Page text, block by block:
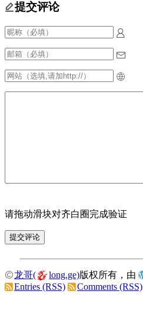
提交评论
请拖动滑块对齐白圈完成验证
龙哥( long.ge)版权所有，由
Entries (RSS)
Comments (RSS)